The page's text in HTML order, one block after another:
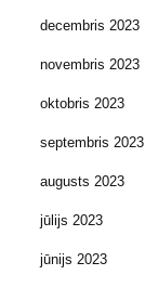
decembris 2023
novembris 2023
oktobris 2023
septembris 2023
augusts 2023
jūlijs 2023
jūnijs 2023